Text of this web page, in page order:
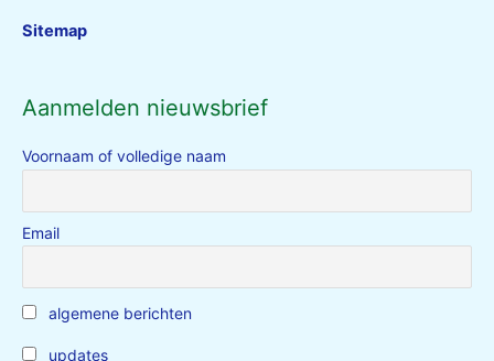
Sitemap
Aanmelden nieuwsbrief
Voornaam of volledige naam
Email
algemene berichten
updates